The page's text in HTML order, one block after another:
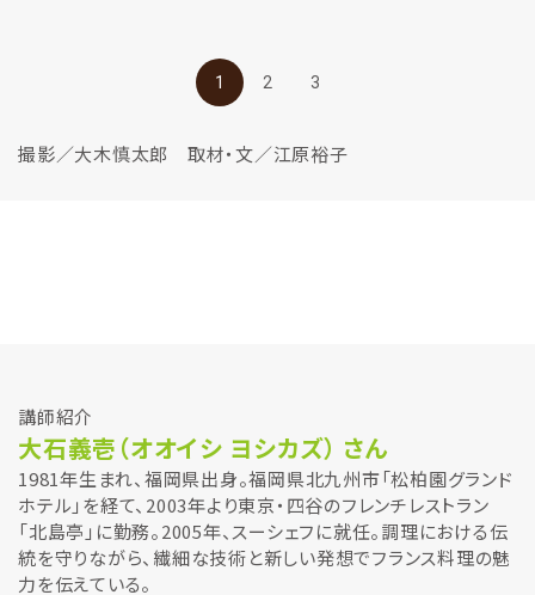
1 2 3
撮影／大木慎太郎 取材・文／江原裕子
講師紹介
大石義壱（オオイシ ヨシカズ） さん
1981年生まれ、福岡県出身。福岡県北九州市「松柏園グランド
ホテル」を経て、2003年より東京・四谷のフレンチレストラン
「北島亭」に勤務。2005年、スーシェフに就任。調理における伝
統を守りながら、繊細な技術と新しい発想でフランス料理の魅
力を伝えている。